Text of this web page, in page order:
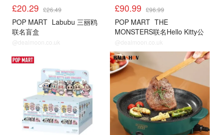
£20.29 £26.49
POP MART Labubu 三丽鸥
联名盲盒
@dealmoon.co.uk
£90.99 £96.99
POP MART THE
MONSTERS联名Hello Kitty公
仔
@dealmoon.co.uk